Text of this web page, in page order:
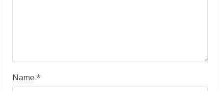
Name *